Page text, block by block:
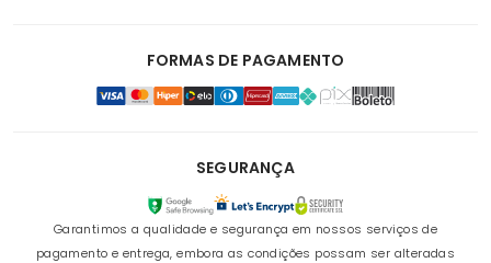
FORMAS DE PAGAMENTO
SEGURANÇA
Garantimos a qualidade e segurança em nossos serviços de
pagamento e entrega, embora as condições possam ser alteradas